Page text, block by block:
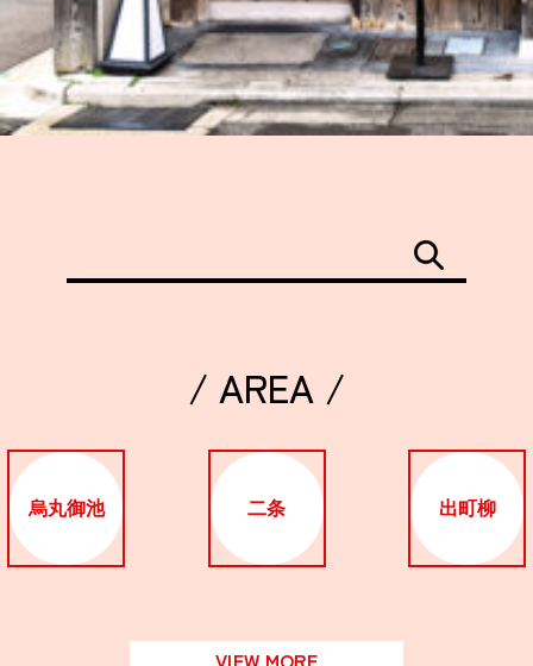
/ AREA /
烏丸御池 二条 出町柳
VIEW MORE